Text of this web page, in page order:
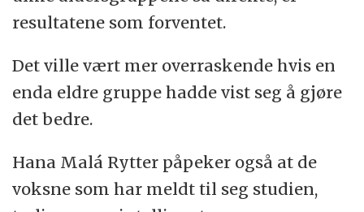
resultatene som forventet.
Det ville vært mer overraskende hvis en
enda eldre gruppe hadde vist seg å gjøre
det bedre.
Hana Malá Rytter påpeker også at de
voksne som har meldt til seg studien,